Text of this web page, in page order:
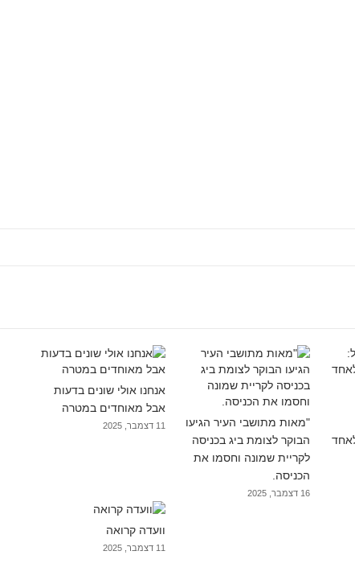
"מאות מתושבי העיר הגיעו
הבוקר לצומת ביג בכניסה
לקריית שמונה וחסמו את
הכניסה.
16 דצמבר, 2025
אנחנו אולי שונים בדעות
אבל מאוחדים במטרה
11 דצמבר, 2025
וועדה קרואה
11 דצמבר, 2025